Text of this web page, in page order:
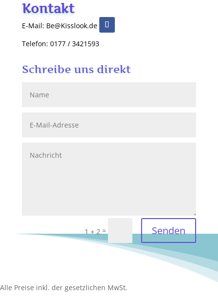
Kontakt
E-Mail: Be@Kisslook.de
Telefon: 0177 / 3421593
Schreibe uns direkt
1 + 2 = Senden
Alle Preise inkl. der gesetzlichen MwSt.